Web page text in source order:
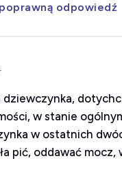
odpowiedź
w stanie
w ostatnich
pić, oddawać